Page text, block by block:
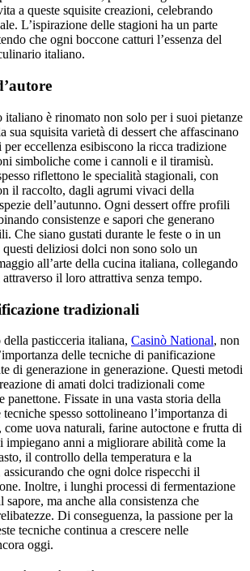
a queste squisite creazioni, celebrando
L’ispirazione delle stagioni ha un parte
che ogni boccone catturi l’essenza del
italiano.
è rinomato non solo per i suoi pietanze
sua squisita varietà di dessert che affascinano
eccellenza esibiscono la ricca tradizione
simboliche come i cannoli e il tiramisù.
riflettono le specialità stagionali, con
il raccolto, dagli agrumi vivaci della
dell’autunno. Ogni dessert offre profili
consistenze e sapori che generano
Che siano gustati durante le feste o in un
deliziosi dolci non sono solo un
all’arte della cucina italiana, collegando
il loro attrattiva senza tempo.
tradizionali
pasticceria italiana, Casinò National, non
delle tecniche di panificazione
di generazione in generazione. Questi metodi
di amati dolci tradizionali come
panettone. Fissate in una vasta storia della
spesso sottolineano l’importanza di
uova naturali, farine autoctone e frutta di
impiegano anni a migliorare abilità come la
il controllo della temperatura e la
assicurando che ogni dolce rispecchi il
Inoltre, i lunghi processi di fermentazione
sapore, ma anche alla consistenza che
Di conseguenza, la passione per la
tecniche continua a crescere nelle
oggi.